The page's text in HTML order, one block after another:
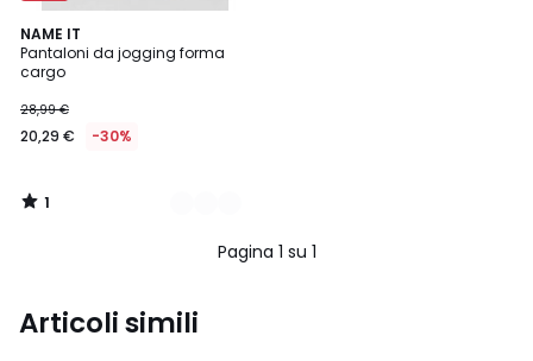
NAME IT
Pantaloni da jogging forma
cargo
28,99 €
20,29 € -30%
1
/
5
3
Colori
1
/
Pagina 1 su 1
Articoli simili